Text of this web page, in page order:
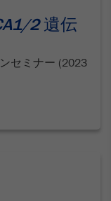
2遺伝
セミナー (2023